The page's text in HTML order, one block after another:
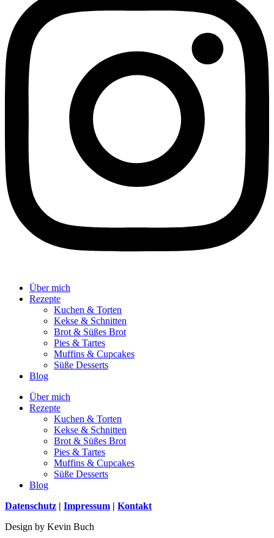
Über mich
Rezepte
Kuchen & Torten
Kekse & Schnitten
Brot & Süßes Brot
Pies & Tartes
Muffins & Cupcakes
Süße Desserts
Blog
Über mich
Rezepte
Kuchen & Torten
Kekse & Schnitten
Brot & Süßes Brot
Pies & Tartes
Muffins & Cupcakes
Süße Desserts
Blog
Datenschutz | Impressum | Kontakt
Design by Kevin Buch